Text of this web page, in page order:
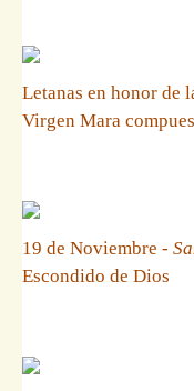
Letanas en honor de
Virgen Mara
19 de Noviembre -
Escondido de Dios